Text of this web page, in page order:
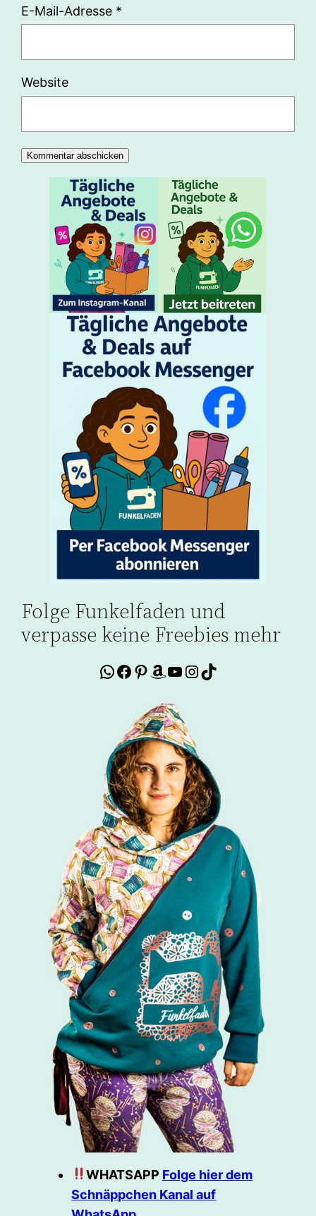
E-Mail-Adresse *
Website
Folge Funkelfaden und
verpasse keine Freebies mehr
WhatsApp
Facebook
Pinterest
Amazon
YouTube
Instagram
TikTok
WHATSAPP Folge hier dem
Schnäppchen Kanal auf